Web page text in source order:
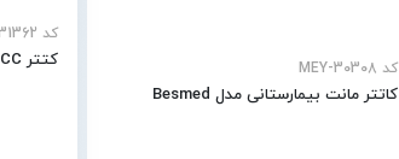
کد MEY-30308
کاتتر مانت بیمارستانی مدل Besmed
کد MEY-31362
كتتر PICC پزشکی بیمارستانی